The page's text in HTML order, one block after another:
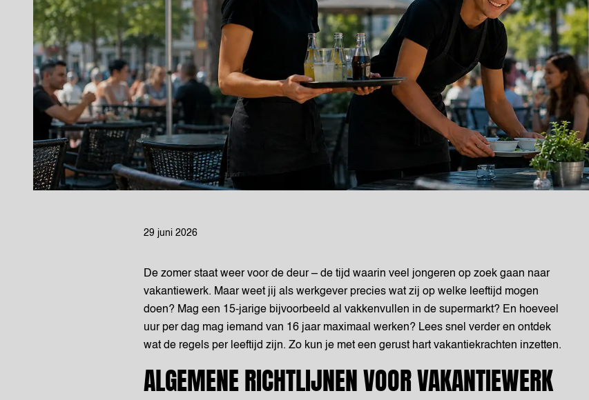
29 juni 2026
De zomer staat weer voor de deur – de tijd waarin veel jongeren op zoek gaan naar
vakantiewerk. Maar weet jij als werkgever precies wat zij op welke leeftijd mogen
doen? Mag een 15-jarige bijvoorbeeld al vakkenvullen in de supermarkt? En hoeveel
uur per dag mag iemand van 16 jaar maximaal werken? Lees snel verder en ontdek
wat de regels per leeftijd zijn. Zo kun je met een gerust hart vakantiekrachten inzetten.
ALGEMENE RICHTLIJNEN VOOR VAKANTIEWERK